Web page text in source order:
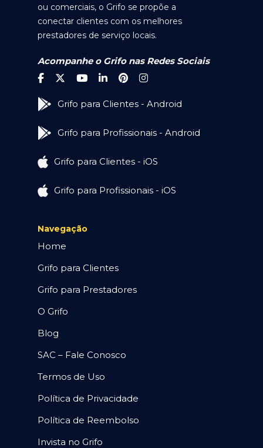
ou comerciais, o Grifo se propõe a
conectar clientes com os melhores
prestadores de serviço locais.
Acompanhe o Grifo nas Redes Sociais
Grifo para Clientes - Android
Grifo para Profissionais - Android
Grifo para Clientes - iOS
Grifo para Profissionais - iOS
Navegação
Home
Grifo para Clientes
Grifo para Prestadores
O Grifo
Blog
SAC – Fale Conosco
Termos de Uso
Política de Privacidade
Política de Reembolso
Invista no Grifo